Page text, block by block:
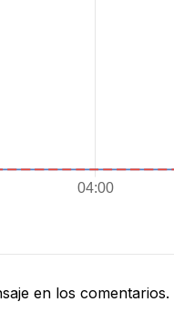
en los comentarios.